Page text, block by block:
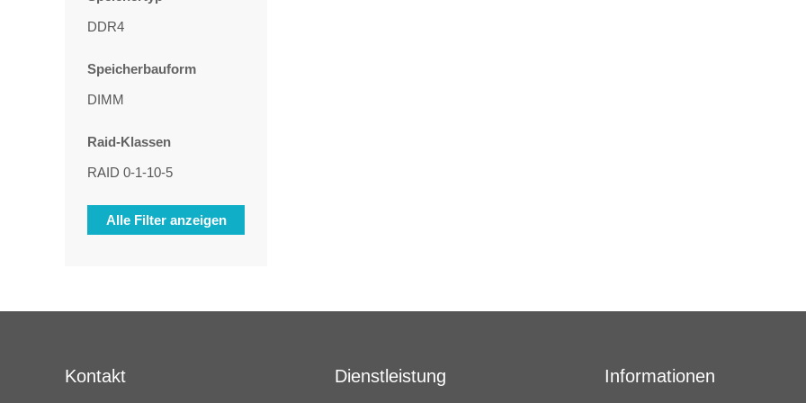
DDR4
Speicherbauform
DIMM
Raid-Klassen
RAID 0-1-10-5
Alle Filter anzeigen
Kontakt Dienstleistung Informationen